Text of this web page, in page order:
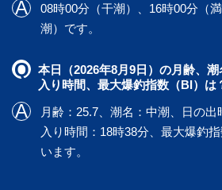
08時00分（干潮）、16時00分（
潮）です。
本日（2026年8月9日）の月齢、
入り時間、最大爆釣指数（BI）は
月齢：25.7、潮名：中潮、日の
入り時間：18時38分、最大爆釣
います。